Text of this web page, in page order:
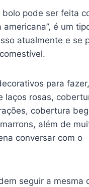
pode ser feita
americana”, é um
atualmente e se
para
laços rosas,
cobertura
além de
conversar com o
seguir a mesma